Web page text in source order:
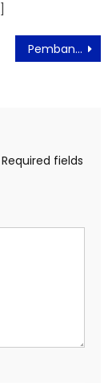
Pembangunan Trowongan Mesjid Istiqlal dan Katedral Selesai Dibangun
Required fields